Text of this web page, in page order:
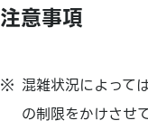
注意事項
混雑状況によって
の制限をかけさせ